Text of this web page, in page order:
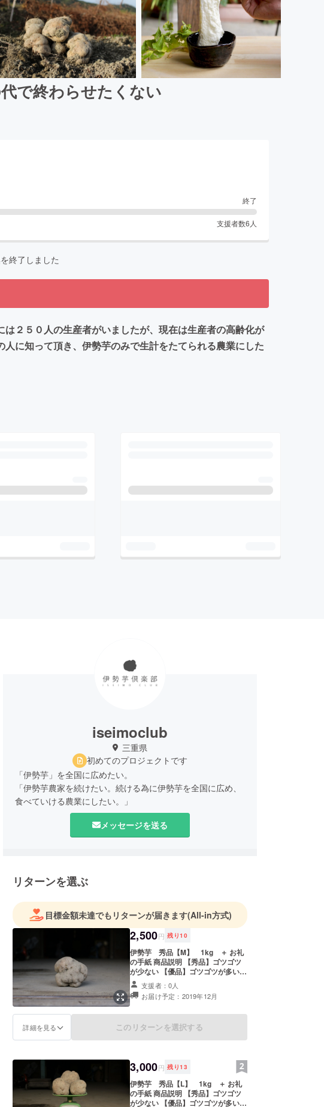
で終わらせたくない
終了
支援者数6 人
終了しました
２５０人の生産者がいましたが、現在は生産者の高齢化が
に知って頂き、伊勢芋のみで生計をたてられる農業にした
iseimoclub
三重県
初めてのプロジェクトです
「伊勢芋」を全国に広めたい。
「伊勢芋農家を続けたい。続ける為に伊勢芋を全国に広め、
食べていける農業にしたい。」
長年抱いていた思いを実現させるべくこのプロジェクトを立
ち上げました。
い）事に着目し、芋自体の形状をなめらかで出来るだけ皮を
わって頂きたいと思います。
メッセージを送る
リターンを選ぶ
目標金額未達でもリターンが届きます(All-in方式)
2,500円 残り10
伊勢芋 秀品【M】 1kg ＋ お礼
の手紙 商品説明 【秀品】ゴツゴツ
が少ない 【優品】ゴツゴツが多い
【L】 250g以上 【M】 200〜
249g 【S】 120〜199g ※小さくゴ
ツゴツした伊勢芋は剥きにくく、伊
ません。 ※いずれも送料込みの値段
となっておりますが、海外への発送
おが屑の中に伊勢芋を入れてお届け
んどありません。 保存方法 直射日
光、高温多湿を避けて保存してくだ
支援者：0人
お届け予定：2019年12月
詳細を見る このリターンを選択する
3,000円 残り13
伊勢芋 秀品【L】 1kg ＋ お礼
の手紙 商品説明 【秀品】ゴツゴツ
が少ない 【優品】ゴツゴツが多い